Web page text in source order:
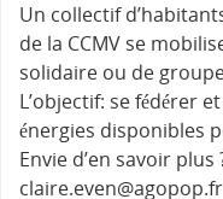
Un collectif
de la CCMV se
solidaire ou de
L’objectif: se fédérer
énergies disponibles
Envie d’en savoir plus
claire.even@agopop.fr